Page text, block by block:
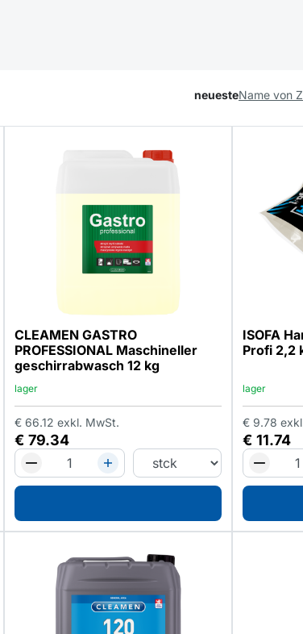
neuesteName von
CLEAMEN GASTRO
PROFESSIONAL Maschineller
geschirrabwasch 12 kg
lager
€ 79.34
€ 66.12 exkl. MwSt.
ISOFA
Profi 2,2
lager
€ 11.74
€ 9.78